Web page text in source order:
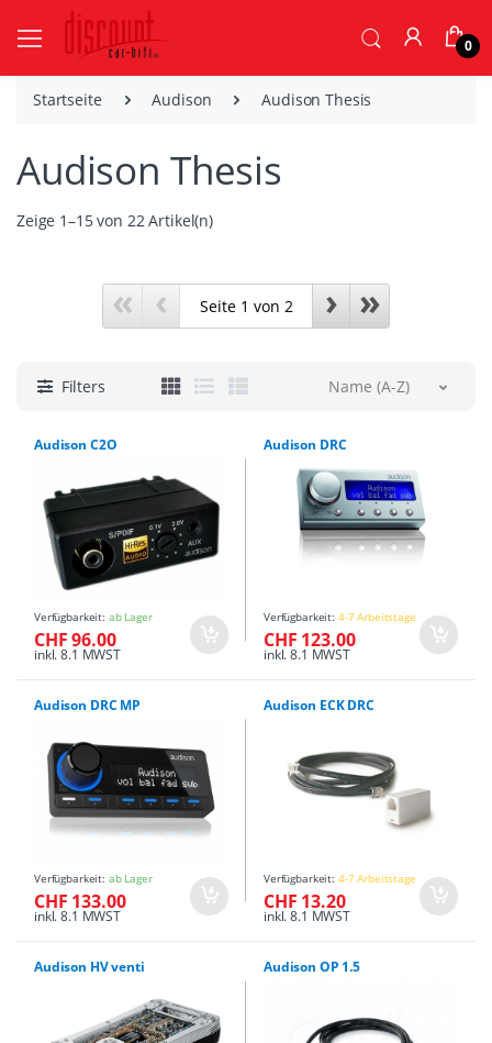
0
Startseite Audison Audison Thesis
Audison Thesis
Zeige 1–15 von 22 Artikel(n)
« ‹ › »
Filters Name (A-Z)
Audison C2O
Verfügbarkeit: ab Lager
CHF 96.00
inkl. 8.1 MWST
Audison DRC
Verfügbarkeit: 4-7 Arbeitstage
CHF 123.00
inkl. 8.1 MWST
Audison DRC MP
Verfügbarkeit: ab Lager
CHF 133.00
inkl. 8.1 MWST
Audison ECK DRC
Verfügbarkeit: 4-7 Arbeitstage
CHF 13.20
inkl. 8.1 MWST
Audison HV venti Audison OP 1.5